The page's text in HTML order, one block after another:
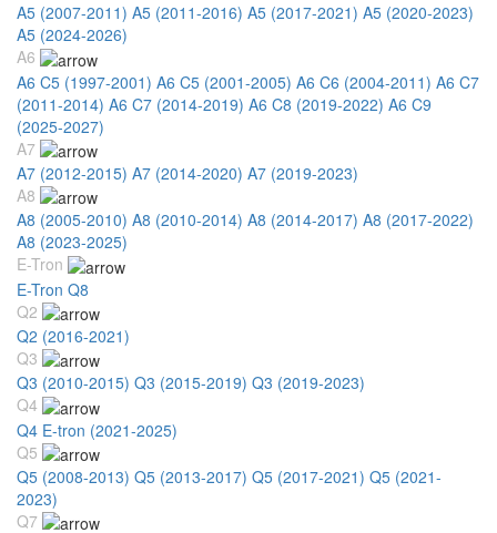
A5 (2007-2011) A5 (2011-2016) A5 (2017-2021) A5 (2020-2023)
A5 (2024-2026)
A6
A6 C5 (1997-2001) A6 C5 (2001-2005) A6 C6 (2004-2011) A6 C7
(2011-2014) A6 C7 (2014-2019) A6 C8 (2019-2022) A6 C9
(2025-2027)
A7
A7 (2012-2015) A7 (2014-2020) A7 (2019-2023)
A8
A8 (2005-2010) A8 (2010-2014) A8 (2014-2017) A8 (2017-2022)
A8 (2023-2025)
E-Tron
E-Tron Q8
Q2
Q2 (2016-2021)
Q3
Q3 (2010-2015) Q3 (2015-2019) Q3 (2019-2023)
Q4
Q4 E-tron (2021-2025)
Q5
Q5 (2008-2013) Q5 (2013-2017) Q5 (2017-2021) Q5 (2021-
2023)
Q7